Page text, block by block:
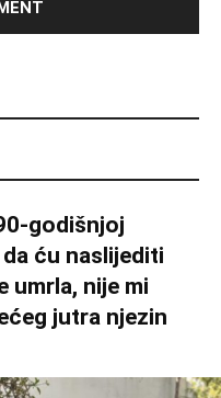
godišnjoj
ću naslijediti
umrla, nije mi
jutra njezin